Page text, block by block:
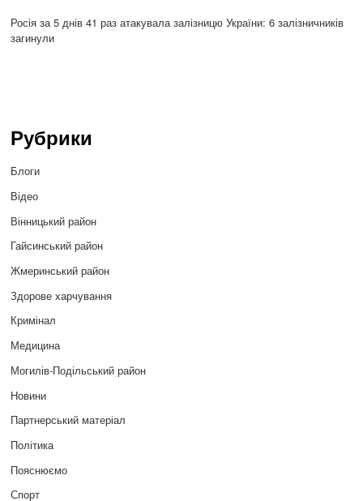
Росія за 5 днів 41 раз атакувала залізницю України: 6 залізничників
загинули
Рубрики
Блоги
Відео
Вінницький район
Гайсинський район
Жмеринський район
Здорове харчування
Кримінал
Медицина
Могилів-Подільський район
Новини
Партнерський матеріал
Політика
Пояснюємо
Спорт